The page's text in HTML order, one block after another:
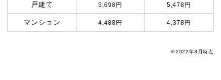
戸建て 5,698円 5,478円
マンション 4,488円 4,378円
※2022年3月時点